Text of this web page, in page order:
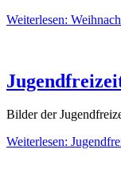
Weiterlesen:
Bilder der
Weiterlesen: